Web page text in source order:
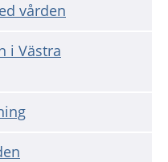
vården
i Västra